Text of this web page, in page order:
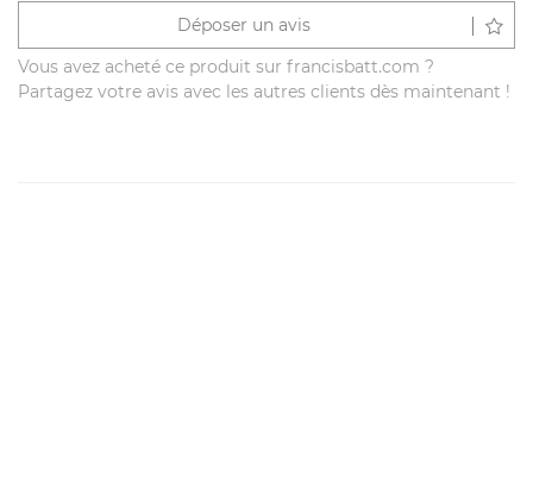
Déposer un avis
Vous avez acheté ce produit sur francisbatt.com ?
Partagez votre avis avec les autres clients dès maintenant !